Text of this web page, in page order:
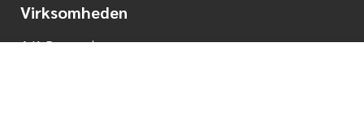
Virksomheden
A.K. Rengøring